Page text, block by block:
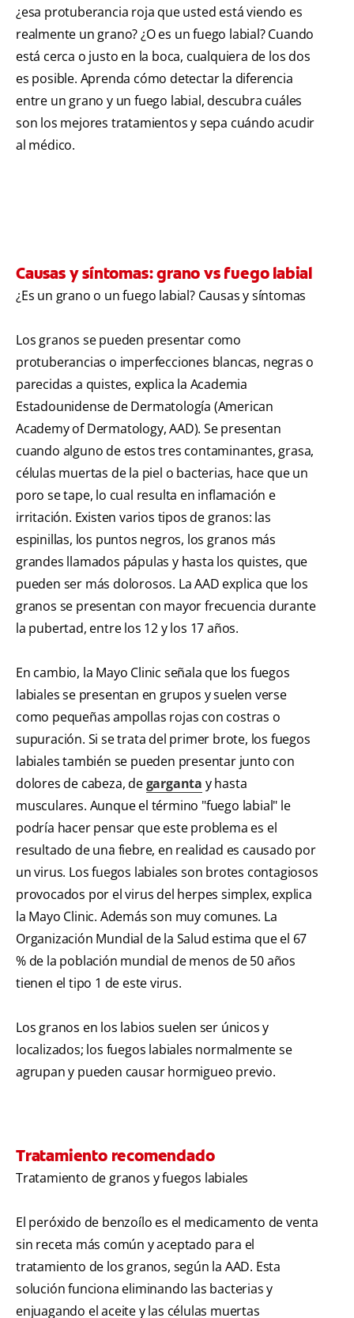
¿esa protuberancia roja que usted está viendo es
realmente un grano? ¿O es un fuego labial? Cuando
está cerca o justo en la boca, cualquiera de los dos
es posible. Aprenda cómo detectar la diferencia
entre un grano y un fuego labial, descubra cuáles
son los mejores tratamientos y sepa cuándo acudir
al médico.
Causas y síntomas: grano vs fuego labial
¿Es un grano o un fuego labial? Causas y síntomas
Los granos se pueden presentar como
protuberancias o imperfecciones blancas, negras o
parecidas a quistes, explica la Academia
Estadounidense de Dermatología ( American
Academy of Dermatology , AAD). Se presentan
cuando alguno de estos tres contaminantes, grasa,
células muertas de la piel o bacterias, hace que un
poro se tape, lo cual resulta en inflamación e
irritación. Existen varios tipos de granos: las
espinillas, los puntos negros, los granos más
grandes llamados pápulas y hasta los quistes, que
pueden ser más dolorosos. La AAD explica que los
granos se presentan con mayor frecuencia durante
la pubertad, entre los 12 y los 17 años.
En cambio, la Mayo Clinic señala que los fuegos
labiales se presentan en grupos y suelen verse
como pequeñas ampollas rojas con costras o
supuración. Si se trata del primer brote, los fuegos
labiales también se pueden presentar junto con
dolores de cabeza, degarganta y hasta
musculares. Aunque el término "fuego labial" le
podría hacer pensar que este problema es el
resultado de una fiebre, en realidad es causado por
un virus. Los fuegos labiales son brotes contagiosos
provocados por el virus del herpes simplex, explica
la Mayo Clinic. Además son muy comunes. La
Organización Mundial de la Salud estima que el 67
% de la población mundial de menos de 50 años
tienen el tipo 1 de este virus.
Los granos en los labios suelen ser únicos y
localizados; los fuegos labiales normalmente se
agrupan y pueden causar hormigueo previo.
Tratamiento recomendado
Tratamiento de granos y fuegos labiales
El peróxido de benzoílo es el medicamento de venta
sin receta más común y aceptado para el
tratamiento de los granos, según la AAD . Esta
solución funciona eliminando las bacterias y
enjuagando el aceite y las células muertas